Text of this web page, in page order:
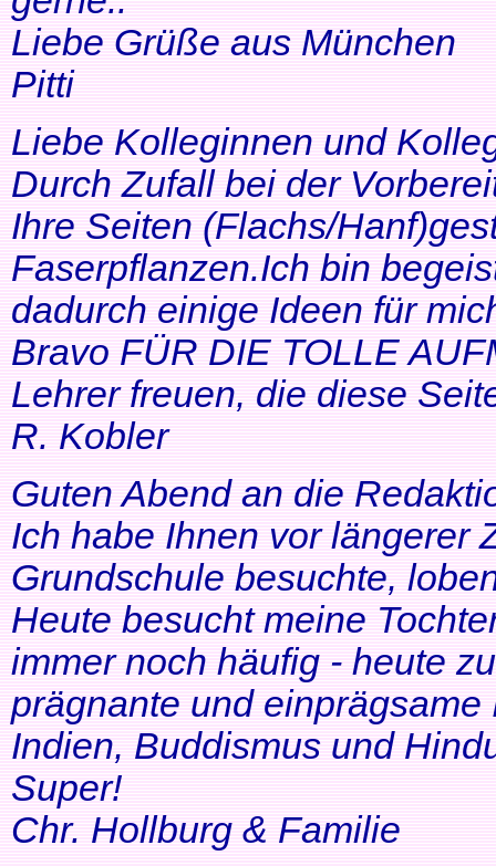
Liebe Grüße aus München
Pitti
Liebe Kolleginnen und
Durch Zufall bei der
Ihre Seiten (Flachs/
Faserpflanzen.Ich bin
dadurch einige Ideen für
Bravo FÜR DIE TOLLE
Lehrer freuen, die diese
R. Kobler
Guten Abend an die
Ich habe Ihnen vor längerer
Grundschule besuchte,
Heute besucht meine
immer noch häufig - heute
prägnante und
Indien, Buddismus und
Super!
Chr. Hollburg & Familie